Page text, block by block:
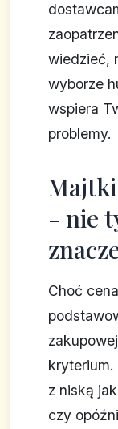
wiedzieć,
wyborze
wspiera
problemy.
- nie
Choć
z niską
czy